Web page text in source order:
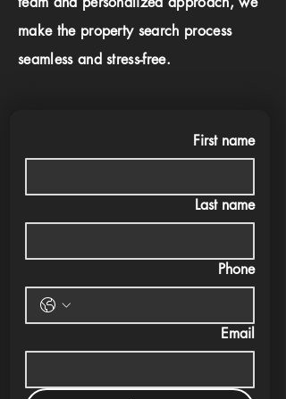
make the property search process
seamless and stress-free.
First name
Last name
Phone
Email